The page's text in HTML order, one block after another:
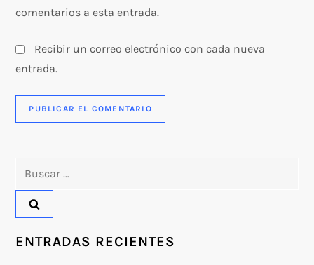
comentarios a esta entrada.
Recibir un correo electrónico con cada nueva
entrada.
ENTRADAS RECIENTES